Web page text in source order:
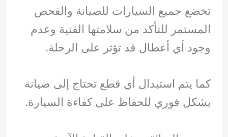
تخضع جميع السيارات للصيانة والفحص
المستمر للتأكد من سلامتها الفنية وعدم
وجود أي أعطال قد تؤثر على الرحلة.
كما يتم استبدال أي قطع تحتاج إلى صيانة
بشكل فوري للحفاظ على كفاءة السيارة.